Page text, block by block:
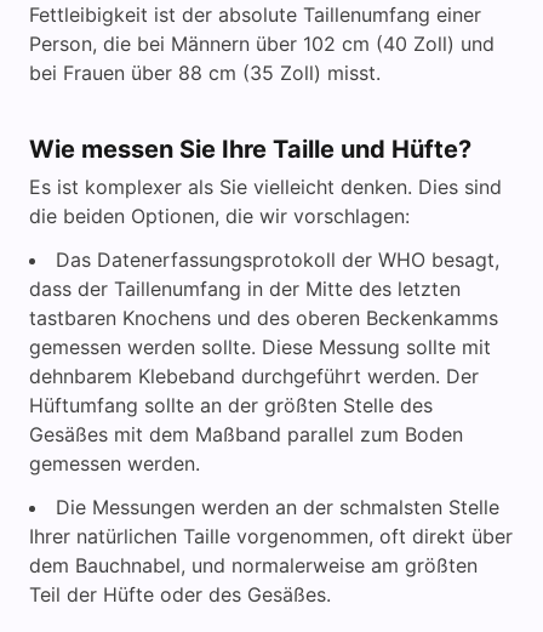
Fettleibigkeit ist der absolute Taillenumfang einer
Person, die bei Männern über 102 cm (40 Zoll) und
bei Frauen über 88 cm (35 Zoll) misst.
Wie messen Sie Ihre Taille und Hüfte?
Es ist komplexer als Sie vielleicht denken. Dies sind
die beiden Optionen, die wir vorschlagen:
Das Datenerfassungsprotokoll der WHO besagt,
dass der Taillenumfang in der Mitte des letzten
tastbaren Knochens und des oberen Beckenkamms
gemessen werden sollte. Diese Messung sollte mit
dehnbarem Klebeband durchgeführt werden. Der
Hüftumfang sollte an der größten Stelle des
Gesäßes mit dem Maßband parallel zum Boden
gemessen werden.
Die Messungen werden an der schmalsten Stelle
Ihrer natürlichen Taille vorgenommen, oft direkt über
dem Bauchnabel, und normalerweise am größten
Teil der Hüfte oder des Gesäßes.